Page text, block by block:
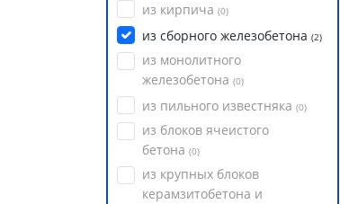
из кирпича (0)
из сборного железобетона (2)
из монолитного
железобетона (0)
из пильного известняка (0)
из блоков ячеистого
бетона (0)
из крупных блоков
керамзитобетона и